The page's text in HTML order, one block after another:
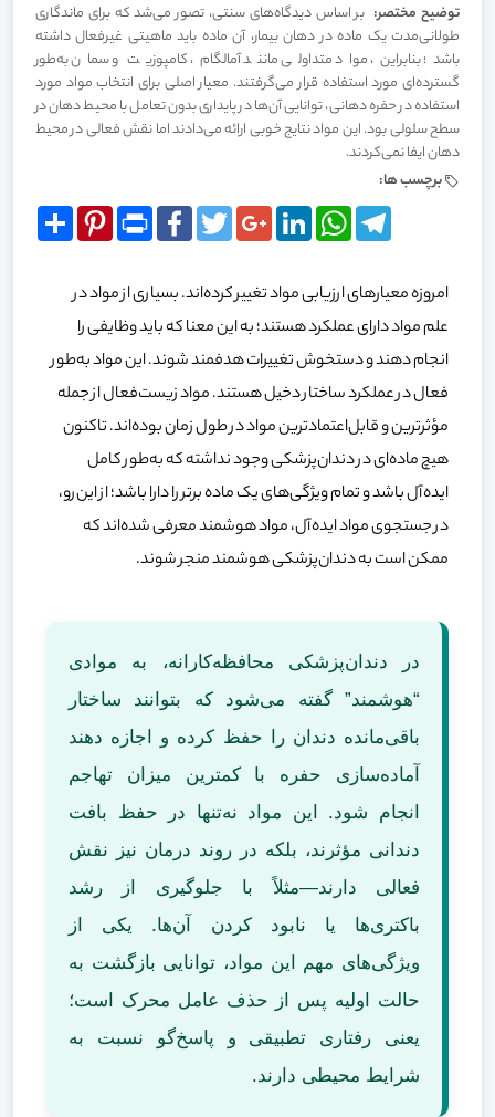
توضیح مختصر: بر اساس دیدگاه‌های سنتی، تصور می‌شد که برای ماندگاری
طولانی‌مدت یک ماده در دهان بیمار، آن ماده باید ماهیتی غیرفعال داشته
باشد؛ بنابراین، مواد متداولی مانند آمالگام، کامپوزیت و سمان به‌طور
گسترده‌ای مورد استفاده قرار می‌گرفتند. معیار اصلی برای انتخاب مواد مورد
استفاده در حفره دهانی، توانایی آن‌ها در پایداری بدون تعامل با محیط دهان در
سطح سلولی بود. این مواد نتایج خوبی ارائه می‌دادند اما نقش فعالی در محیط
دهان ایفا نمی‌کردند.
برچسب ها:
Share
Pinterest Print
FacebookTwitterGoogle+LinkedIn
WhatsAppTelegram
امروزه معیارهای ارزیابی مواد تغییر کرده‌اند. بسیاری از مواد در
علم مواد دارای عملکرد هستند؛ به این معنا که باید وظایفی را
انجام دهند و دستخوش تغییرات هدفمند شوند. این مواد به‌طور
فعال در عملکرد ساختار دخیل هستند. مواد زیست‌فعال از جمله
مؤثرترین و قابل‌اعتمادترین مواد در طول زمان بوده‌اند. تاکنون
هیچ ماده‌ای در دندان‌پزشکی وجود نداشته که به‌طور کامل
ایده‌آل باشد و تمام ویژگی‌های یک ماده برتر را دارا باشد؛ از این‌رو،
در جستجوی مواد ایده‌آل، مواد هوشمند معرفی شده‌اند که
ممکن است به دندان‌پزشکی هوشمند منجر شوند.
در دندان‌پزشکی محافظه‌کارانه، به موادی
“هوشمند” گفته می‌شود که بتوانند ساختار
باقی‌مانده دندان را حفظ کرده و اجازه دهند
آماده‌سازی حفره با کمترین میزان تهاجم
انجام شود. این مواد نه‌تنها در حفظ بافت
دندانی مؤثرند، بلکه در روند درمان نیز نقش
فعالی دارند—مثلاً با جلوگیری از رشد
باکتری‌ها یا نابود کردن آن‌ها. یکی از
ویژگی‌های مهم این مواد، توانایی بازگشت به
حالت اولیه پس از حذف عامل محرک است؛
یعنی رفتاری تطبیقی و پاسخ‌گو نسبت به
شرایط محیطی دارند.